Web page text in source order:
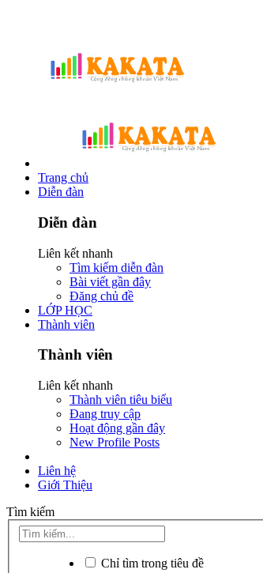
Trang chủ
Diễn đàn
Diễn đàn
Liên kết nhanh
Tìm kiếm diễn đàn
Bài viết gần đây
Đăng chủ đề
LỚP HỌC
Thành viên
Thành viên
Liên kết nhanh
Thành viên tiêu biểu
Đang truy cập
Hoạt động gần đây
New Profile Posts
Liên hệ
Giới Thiệu
Tìm kiếm
Chỉ tìm trong tiêu đề